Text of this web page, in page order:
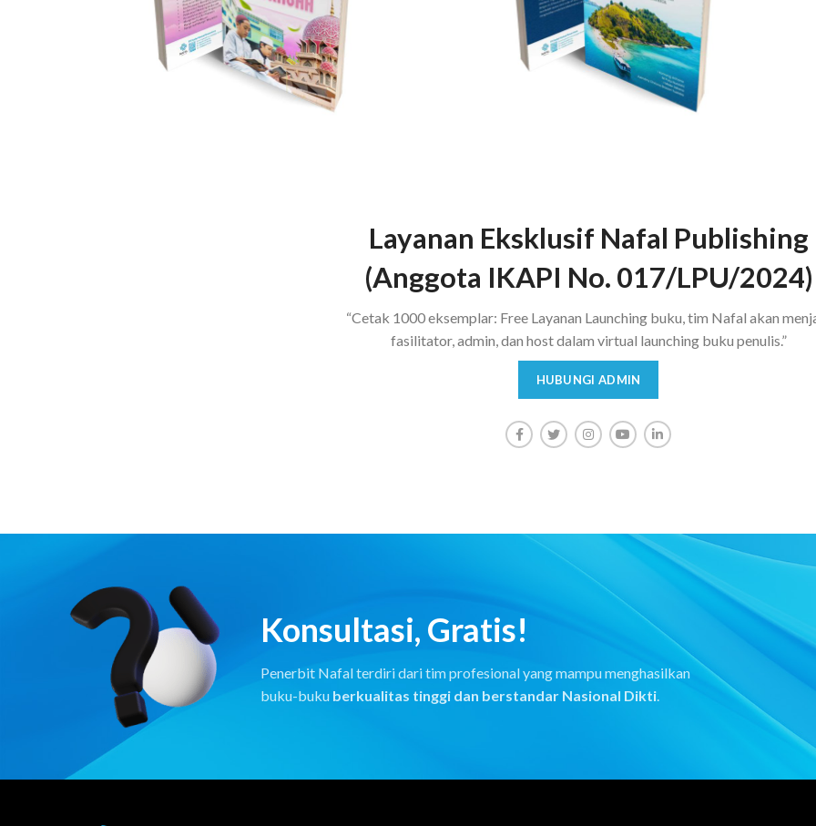
Layanan Eksklusif Nafal Publishing
(Anggota IKAPI No. 017/LPU/2024)
“Cetak 1000 eksemplar: Free Layanan Launching buku, tim Nafal akan
fasilitator, admin, dan host dalam virtual launching buku penulis.”
HUBUNGI ADMIN
Konsultasi, Gratis!
Penerbit Nafal terdiri dari tim profesional yang mampu menghasilkan
buku-buku berkualitas tinggi dan berstandar Nasional Dikti.